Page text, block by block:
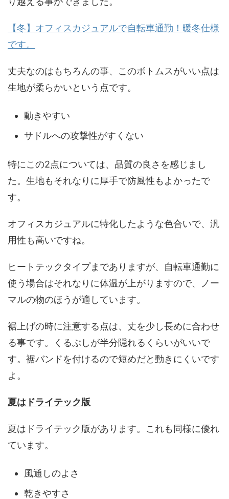
【冬】オフィスカジュアルで自転車通勤！暖冬仕様
です。
丈夫なのはもちろんの事、このボトムスがいい点は
生地が柔らかいという点です。
動きやすい
サドルへの攻撃性がすくない
特にこの2点については、品質の良さを感じまし
た。生地もそれなりに厚手で防風性もよかったで
す。
オフィスカジュアルに特化したような色合いで、汎
用性も高いですね。
ヒートテックタイプまでありますが、自転車通勤に
使う場合はそれなりに体温が上がりますので、ノー
マルの物のほうが適しています。
裾上げの時に注意する点は、丈を少し長めに合わせ
る事です。くるぶしが半分隠れるくらいがいいで
す。裾バンドを付けるので短めだと動きにくいです
よ。
夏はドライテック版
夏はドライテック版があります。これも同様に優れ
ています。
風通しのよさ
乾きやすさ